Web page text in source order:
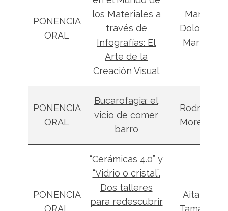
PONENCIA
ORAL
los Materiales a
través de
Infografías: El
Arte de la
Creación Visual
María
Dolores
Martín
PONENCIA
ORAL
Bucarofagia: el
vicio de comer
barro
Rodrigo
Moreno
PONENCIA
ORAL
“Cerámicas 4.0” y
“Vidrio o cristal”.
Dos talleres
para redescubrir
Aitana
Tamayo